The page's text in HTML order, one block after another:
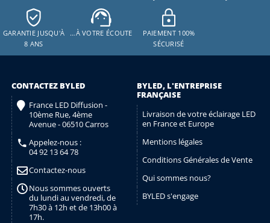
GARANTIE JUSQU'À
8 ANS
…À VOTRE ÉCOUTE
PAIEMENT 100%
SÉCURISÉ
CONTACTEZ BYLED
France LED Diffusion -
10ème Rue, 4ème
Avenue - 06510 Carros
Appelez-nous :
04 92 13 64 78
Contactez-nous
Nous sommes ouverts
du lundi au vendredi, de
7h30 à 12h et de 13h00 à
17h.
BYLED, L'ENTREPRISE
FRANÇAISE
Livraison de votre éclairage LED
en France et Europe
Mentions légales
Conditions Générales de Vente
Qui sommes nous?
BYLED s'engage